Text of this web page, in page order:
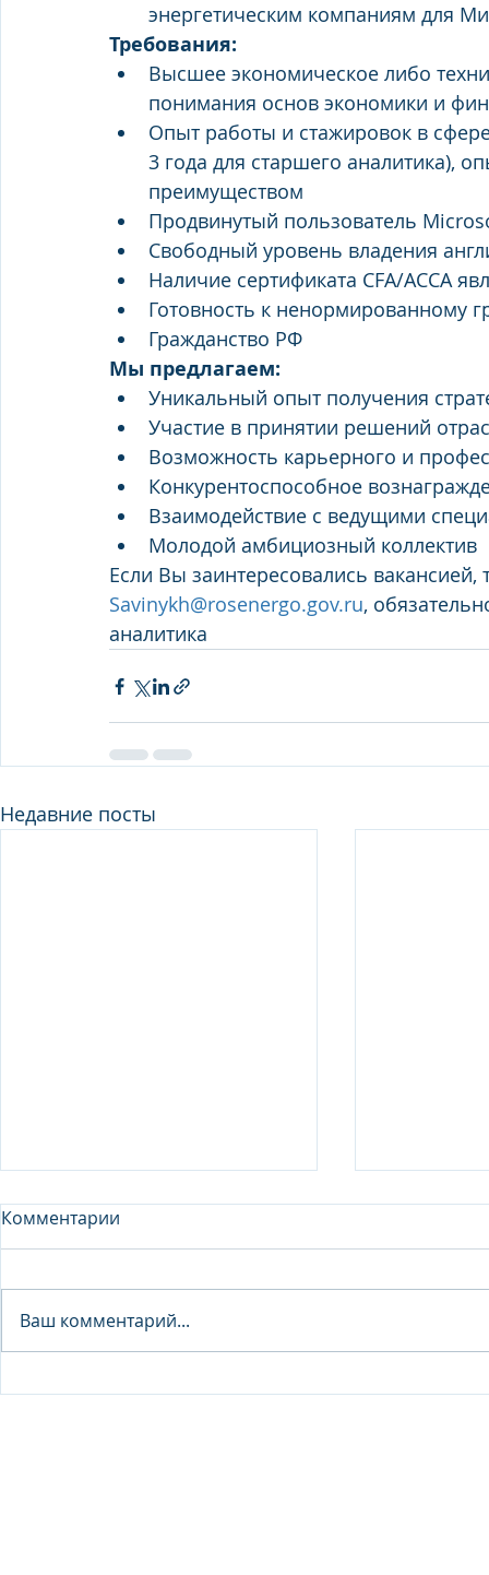
энергетическим компаниям для
Требования:
Высшее экономическое либо
понимания основ экономики и
Опыт работы и стажировок в
3 года для старшего аналитика),
преимуществом
Продвинутый пользователь
Свободный уровень владения
Наличие сертификата CFA/ACCA
Готовность к ненормированному
Гражданство РФ
Мы предлагаем:
Уникальный опыт получения
Участие в принятии решений
Возможность карьерного и
Конкурентоспособное
Взаимодействие с ведущими
Молодой амбициозный коллектив
Если Вы заинтересовались
Savinykh@rosenergo.gov.ru,
аналитика
Недавние посты
Junior Analyst / Analyst -
Комментарии
Ваш комментарий...